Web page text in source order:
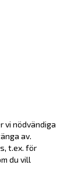
vi nödvändiga
av.
t.ex. för
du vill